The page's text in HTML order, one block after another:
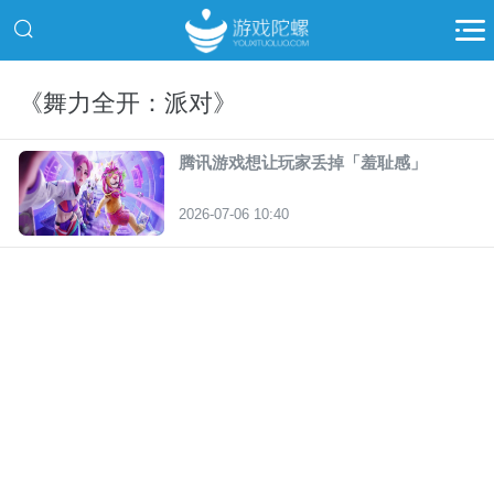
《舞力全开：派对》
腾讯游戏想让玩家丢掉「羞耻感」
2026-07-06 10:40